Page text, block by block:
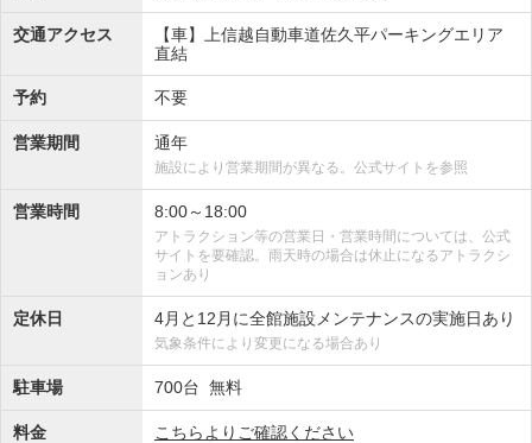
交通アクセス
【車】上信越自動車道佐久平パーキングエリア
直結
予約 不要
営業期間 通年
施設により営業期間が異なる。公式サイトを参照
営業時間 8:00～18:00
アトラクション等の営業日・営業時間については、公式
サイトを要確認。雨天時の場合は休止になるアトラクシ
ョンあり
定休日 4月と12月に全館施設メンテナンスの実施日あり
気象条件により変更になる場合あり
駐車場 700台 無料
料金 こちらよりご確認ください